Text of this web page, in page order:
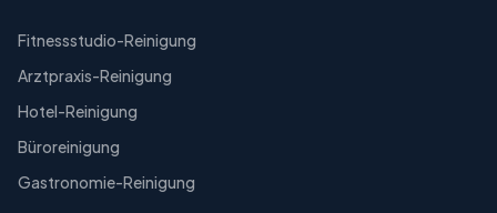
Fitnessstudio-Reinigung
Arztpraxis-Reinigung
Hotel-Reinigung
Büroreinigung
Gastronomie-Reinigung